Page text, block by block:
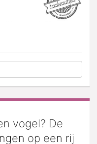
vogel? De
op een rij